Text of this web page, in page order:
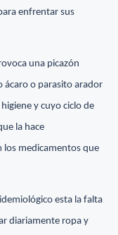
enfrentar sus
una picazón
ácaro o parasito arador
y cuyo ciclo de
la hace
los medicamentos que
esta la falta
diariamente ropa y